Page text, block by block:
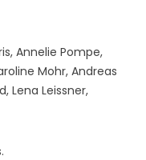
Annelie Pompe,
Mohr, Andreas
Lena Leissner,